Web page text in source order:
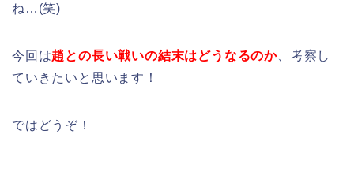
ね…(笑)
今回は趙との長い戦いの結末はどうなるのか 、考察し
ていきたいと思います！
ではどうぞ！